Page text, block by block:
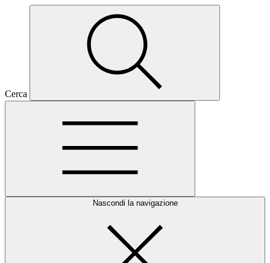
Cerca
Nascondi la navigazione